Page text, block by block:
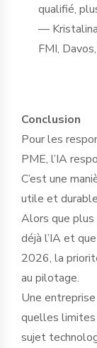
qualifié,
—
FMI,
Conclusion
Pour les
PME, l’IA
C’est une
utile et
Alors que plus
déjà l’IA et
2026, la
au pilotage.
Une
quelles
sujet